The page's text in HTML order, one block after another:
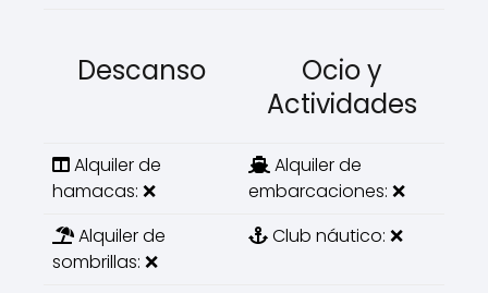
Descanso
Ocio y
Actividades
Alquiler de
hamacas: ❌
Alquiler de
embarcaciones: ❌
Alquiler de
sombrillas: ❌
Club náutico: ❌